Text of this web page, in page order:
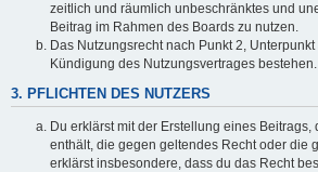
zeitlich und räumlich unbeschränktes und
Beitrag im Rahmen des Boards zu nutzen.
Das Nutzungsrecht nach Punkt 2,
Kündigung des Nutzungsvertrages bestehen.
3. PFLICHTEN DES NUTZERS
Du erklärst mit der Erstellung eines Beitrags,
enthält, die gegen geltendes Recht oder die
erklärst insbesondere, dass du das Recht